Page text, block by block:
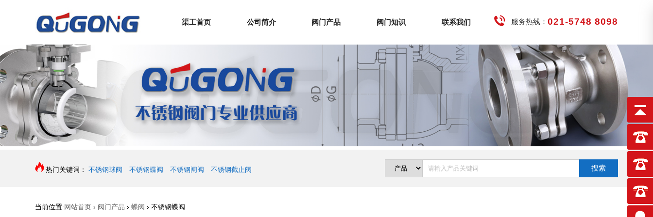
服务热线： 021-5748 8098
渠工首页 公司简介 阀门产品 阀门知识 联系我们
热门关键词： 不锈钢球阀 不锈钢蝶阀 不锈钢闸阀 不锈钢截止阀 搜索
当前位置:网站首页 › 阀门产品 › 蝶阀 › 不锈钢蝶阀